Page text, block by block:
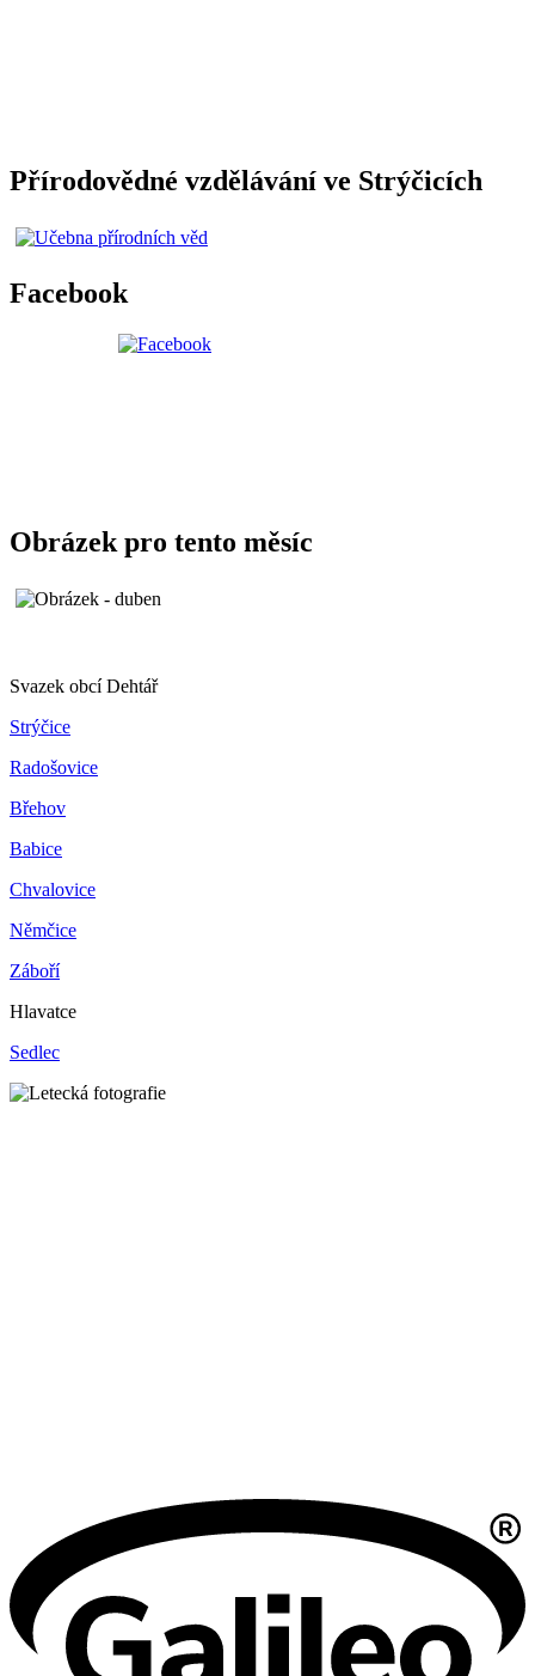
Přírodovědné vzdělávání ve Strýčicích
Facebook
Obrázek pro tento měsíc
Svazek obcí Dehtář
Strýčice
Radošovice
Břehov
Babice
Chvalovice
Němčice
Záboří
Hlavatce
Sedlec